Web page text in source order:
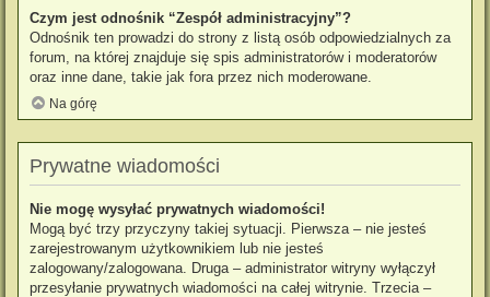
Czym jest odnośnik “Zespół administracyjny”?
Odnośnik ten prowadzi do strony z listą osób odpowiedzialnych za
forum, na której znajduje się spis administratorów i moderatorów
oraz inne dane, takie jak fora przez nich moderowane.
Na górę
Prywatne wiadomości
Nie mogę wysyłać prywatnych wiadomości!
Mogą być trzy przyczyny takiej sytuacji. Pierwsza – nie jesteś
zarejestrowanym użytkownikiem lub nie jesteś
zalogowany/zalogowana. Druga – administrator witryny wyłączył
przesyłanie prywatnych wiadomości na całej witrynie. Trzecia –